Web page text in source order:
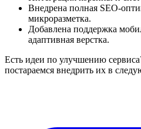
Внедрена полная SEO-
микроразметка.
Добавлена поддержка
адаптивная верстка.
Есть идеи по улучшению
постараемся внедрить их в